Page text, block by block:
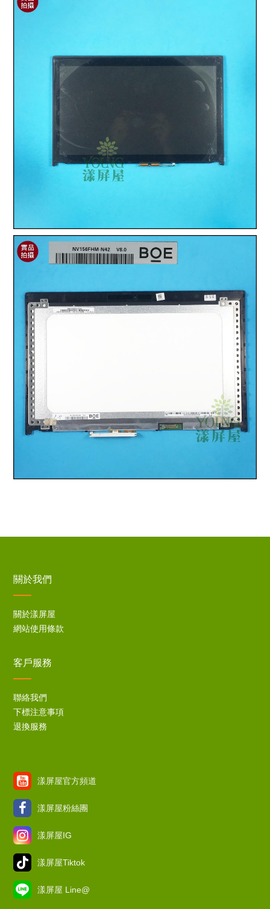
關於我們
關於漾屏屋
網站使用條款
客戶服務
聯絡我們
下標注意事項
退換服務
漾屏屋官方頻道
漾屏屋粉絲團
漾屏屋IG
漾屏屋Tiktok
漾屏屋 Line@